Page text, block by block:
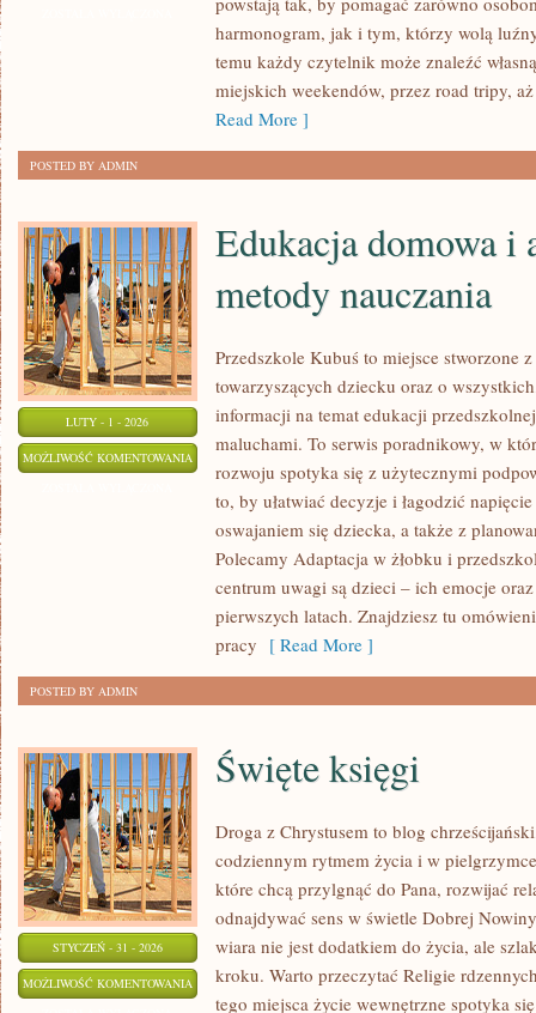
harmonogram, jak i tym, którzy wolą
temu każdy czytelnik może znaleźć
miejskich weekendów, przez road tripy,
Read More ]
POSTED BY ADMIN
LUTY - 1 - 2026
MOŻLIWOŚĆ KOMENTOWANIA
ALTERNATYWNE
Edukacja domowa i
metody nauczania
Przedszkole Kubuś to miejsce stworzone
towarzyszących dziecku oraz o
informacji na temat edukacji
maluchami. To serwis poradnikowy, w
rozwoju spotyka się z użytecznymi
to, by ułatwiać decyzje i łagodzić
oswajaniem się dziecka, a także z
Polecamy Adaptacja w żłobku i
centrum uwagi są dzieci – ich emocje
pierwszych latach. Znajdziesz tu
pracy [ Read More ]
POSTED BY ADMIN
STYCZEŃ - 31 - 2026
MOŻLIWOŚĆ KOMENTOWANIA ŚWIĘTE
Święte księgi
Droga z Chrystusem to blog
codziennym rytmem życia i w
które chcą przylgnąć do Pana, rozwijać
odnajdywać sens w świetle Dobrej
wiara nie jest dodatkiem do życia, ale
kroku. Warto przeczytać Religie
tego miejsca życie wewnętrzne spotyka